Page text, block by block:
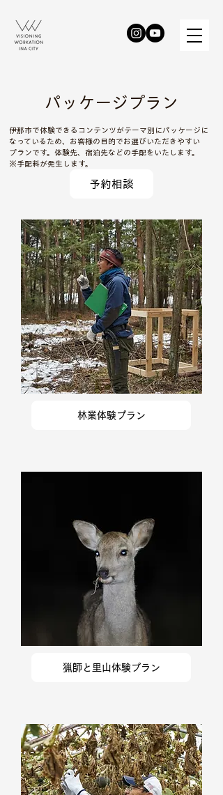
パッケージプラン
伊那市で体験できるコンテンツがテーマ別にパッケージに
なっているため、お客様の目的でお選びいただきやすい
プランです。体験先、宿泊先などの手配をいたします。
※手配料が発生します。
予約相談
林業体験プラン
猟師と里山体験プラン